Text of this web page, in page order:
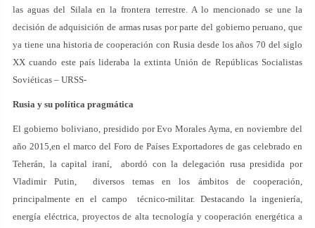
las aguas del Silala en la frontera terrestre. A lo mencionado se une la
decisión de adquisición de armas rusas por parte del gobierno peruano, que
ya tiene una historia de cooperación con Rusia desde los años 70 del siglo
XX cuando este país lideraba la extinta Unión de Repúblicas Socialistas
Soviéticas – URSS-
Rusia y su política pragmática
El gobierno boliviano, presidido por Evo Morales Ayma, en noviembre del
año 2015,en el marco del Foro de Países Exportadores de gas celebrado en
Teherán, la capital iraní, abordó con la delegación rusa presidida por
Vladimir Putin, diversos temas en los ámbitos de cooperación,
principalmente en el campo técnico-militar. Destacando la ingeniería,
energía eléctrica, proyectos de alta tecnología y cooperación energética a